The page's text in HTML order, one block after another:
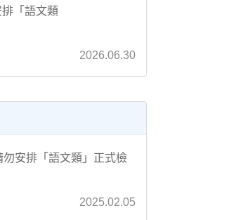
「語文類
2026.06.30
安排「語文類」正式檢
2025.02.05